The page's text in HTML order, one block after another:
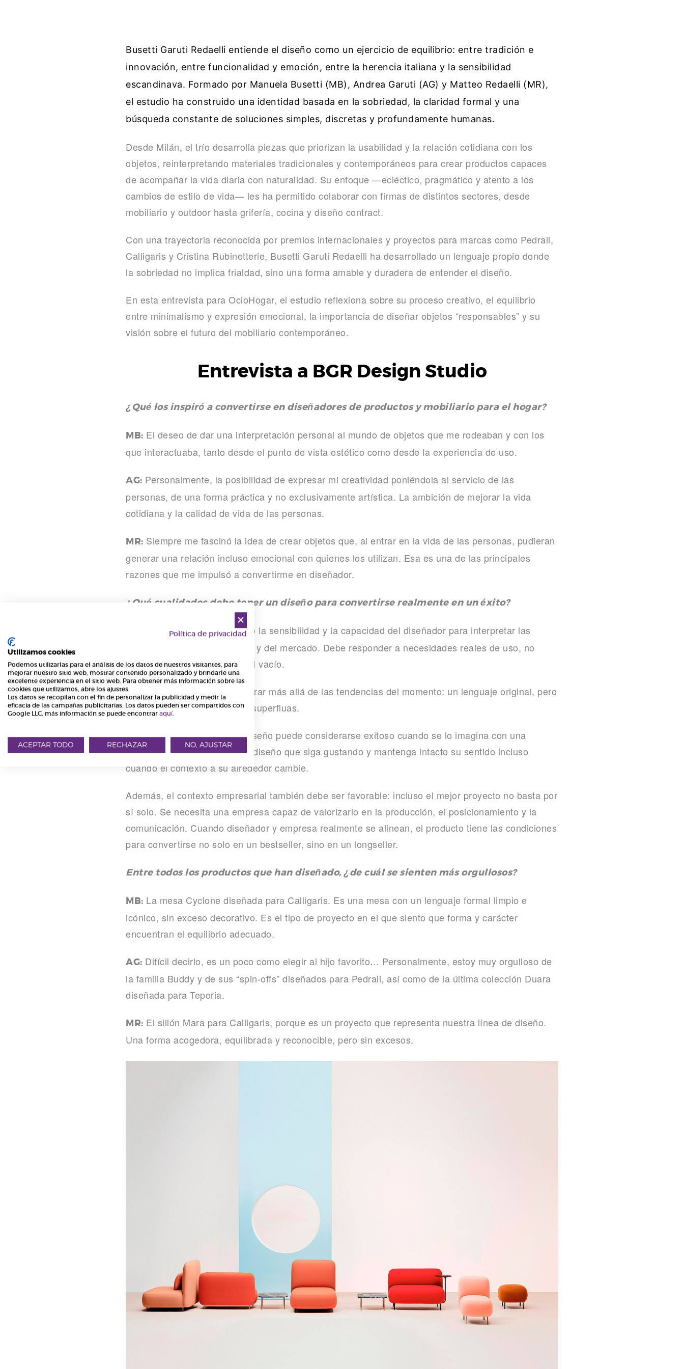
Busetti Garuti Redaelli entiende el diseño como un ejercicio de equilibrio: entre tradición e
innovación, entre funcionalidad y emoción, entre la herencia italiana y la sensibilidad
escandinava. Formado por Manuela Busetti (MB), Andrea Garuti (AG) y Matteo Redaelli (MR),
el estudio ha construido una identidad basada en la sobriedad, la claridad formal y una
búsqueda constante de soluciones simples, discretas y profundamente humanas.
Desde Milán, el trío desarrolla piezas que priorizan la usabilidad y la relación cotidiana con los
objetos, reinterpretando materiales tradicionales y contemporáneos para crear productos capaces
de acompañar la vida diaria con naturalidad. Su enfoque —ecléctico, pragmático y atento a los
cambios de estilo de vida— les ha permitido colaborar con firmas de distintos sectores, desde
mobiliario y outdoor hasta grifería, cocina y diseño contract.
Con una trayectoria reconocida por premios internacionales y proyectos para marcas como Pedrali,
Calligaris y Cristina Rubinetterie, Busetti Garuti Redaelli ha desarrollado un lenguaje propio donde
la sobriedad no implica frialdad, sino una forma amable y duradera de entender el diseño.
En esta entrevista para OcioHogar, el estudio reflexiona sobre su proceso creativo, el equilibrio
entre minimalismo y expresión emocional, la importancia de diseñar objetos “responsables” y su
visión sobre el futuro del mobiliario contemporáneo.
Entrevista a BGR Design Studio
¿Qué los inspiró a convertirse en diseñadores de productos y mobiliario para el hogar?
MB: El deseo de dar una interpretación personal al mundo de objetos que me rodeaban y con los
que interactuaba, tanto desde el punto de vista estético como desde la experiencia de uso.
AG: Personalmente, la posibilidad de expresar mi creatividad poniéndola al servicio de las
personas, de una forma práctica y no exclusivamente artística. La ambición de mejorar la vida
cotidiana y la calidad de vida de las personas.
MR: Siempre me fascinó la idea de crear objetos que, al entrar en la vida de las personas, pudieran
generar una relación incluso emocional con quienes los utilizan. Esa es una de las principales
razones que me impulsó a convertirme en diseñador.
¿Qué cualidades debe tener un diseño para convertirse realmente en un éxito?
Sin duda, cuenta mucho la sensibilidad y la capacidad del diseñador para interpretar las
necesidades de las empresas y del mercado. Debe responder a necesidades reales de uso, no
reducirse a un ejercicio formal vacío.
Estéticamente, debe saber mirar más allá de las tendencias del momento: un lenguaje original, pero
limpio, libre de decoraciones superfluas.
De hecho, creemos que un diseño puede considerarse exitoso cuando se lo imagina con una
perspectiva a largo plazo, un diseño que siga gustando y mantenga intacto su sentido incluso
cuando el contexto a su alrededor cambie.
Además, el contexto empresarial también debe ser favorable: incluso el mejor proyecto no basta por
sí solo. Se necesita una empresa capaz de valorizarlo en la producción, el posicionamiento y la
comunicación. Cuando diseñador y empresa realmente se alinean, el producto tiene las condiciones
para convertirse no solo en un bestseller, sino en un longseller.
Entre todos los productos que han diseñado, ¿de cuál se sienten más orgullosos?
MB: La mesa Cyclone diseñada para Calligaris. Es una mesa con un lenguaje formal limpio e
icónico, sin exceso decorativo. Es el tipo de proyecto en el que siento que forma y carácter
encuentran el equilibrio adecuado.
AG: Difícil decirlo, es un poco como elegir al hijo favorito… Personalmente, estoy muy orgulloso de
la familia Buddy y de sus “spin-offs” diseñados para Pedrali, así como de la última colección Duara
diseñada para Teporia.
MR: El sillón Mara para Calligaris, porque es un proyecto que representa nuestra línea de diseño.
Una forma acogedora, equilibrada y reconocible, pero sin excesos.
Política de privacidad
Utilizamos cookies
Podemos utilizarlas para el análisis de los datos de nuestros visitantes, para
mejorar nuestro sitio web, mostrar contenido personalizado y brindarle una
excelente experiencia en el sitio web. Para obtener más información sobre las
cookies que utilizamos, abre los ajustes.
Los datos se recopilan con el fin de personalizar la publicidad y medir la
eficacia de las campañas publicitarias. Los datos pueden ser compartidos con
Google LLC, más información se puede encontrar aquí.
ACEPTAR TODO RECHAZAR NO, AJUSTAR